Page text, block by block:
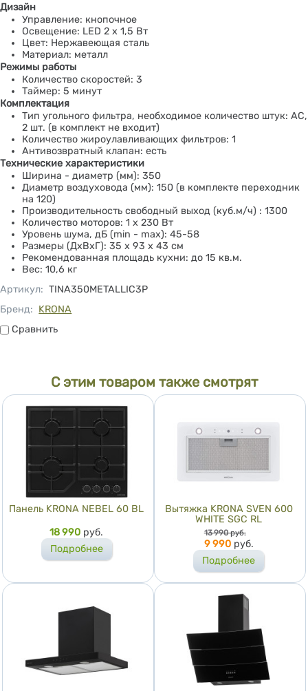
Дизайн
Управление: кнопочное
Освещение: LED 2 x 1,5 Вт
Цвет: Нержавеющая сталь
Материал: металл
Режимы работы
Количество скоростей: 3
Таймер: 5 минут
Комплектация
Тип угольного фильтра, необходимое количество штук: АС,
2 шт. (в комплект не входит)
Количество жироулавливающих фильтров: 1
Антивозвратный клапан: есть
Технические характеристики
Ширина - диаметр (мм): 350
Диаметр воздуховода (мм): 150 (в комплекте переходник
на 120)
Производительность свободный выход (куб.м/ч) : 1300
Количество моторов: 1 x 230 Вт
Уровень шума, дБ (min - max): 45-58
Размеры (ДхВхГ): 35 х 93 х 43 см
Рекомендованная площадь кухни: до 15 кв.м.
Вес: 10,6 кг
Артикул: TINA350METALLIC3P
Бренд: KRONA
СравнитьСравнить
С этим товаром также смотрят
Панель KRONA NEBEL 60 BL
Цена
18 990 руб.
Подробнее
Вытяжка KRONA SVEN 600
WHITE SGC RL
Цена
13 990 руб.
9 990 руб.
Подробнее